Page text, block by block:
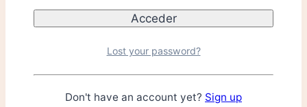
Lost your password?
Don't have an account yet? Sign up